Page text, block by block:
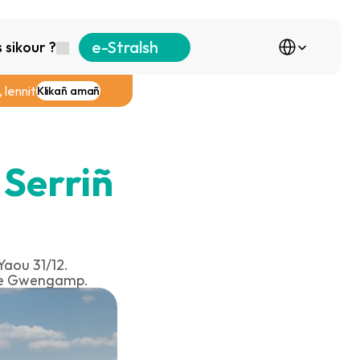
sikour ? e-Stralsh
lennitKlikañ amañ
31/12.
Gwengamp.